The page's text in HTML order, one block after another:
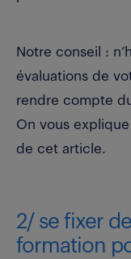
Notre conseil :
évaluations de
rendre compte
On vous
de cet article.
2/ se fixer
formation